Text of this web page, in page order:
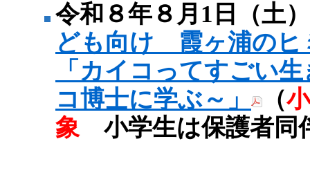
令和８年８月1日（土）
ども向け 霞ヶ浦のヒ
「カイコってすごい
コ博士に学ぶ～」
（
象小学生は保護者同